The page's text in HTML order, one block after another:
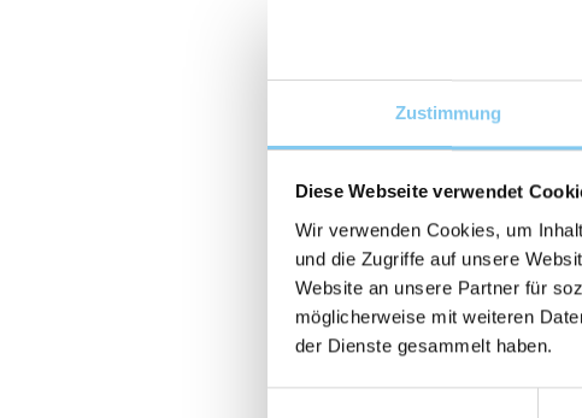
Zustimmung
Diese Webseite verwendet
Wir verwenden Cookies, um
und die Zugriffe auf unsere
Website an unsere Partner für
möglicherweise mit weiteren
der Dienste gesammelt haben.